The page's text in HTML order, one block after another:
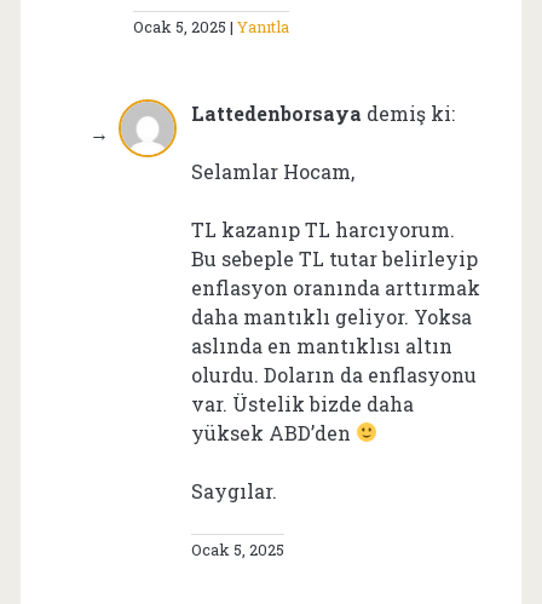
Ocak 5, 2025 Yanıtla
Lattedenborsaya demiş ki:
Selamlar Hocam,
TL kazanıp TL harcıyorum.
Bu sebeple TL tutar belirleyip
enflasyon oranında arttırmak
daha mantıklı geliyor. Yoksa
aslında en mantıklısı altın
olurdu. Doların da enflasyonu
var. Üstelik bizde daha
yüksek ABD’den
Saygılar.
Ocak 5, 2025